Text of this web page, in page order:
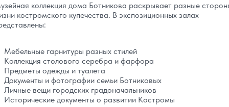
коллекция дома Ботникова раскрывает разные
костромского купечества. В экспозиционных залах
Мебельные гарнитуры разных стилей
Коллекция столового серебра и фарфора
Предметы одежды и туалета
Документы и фотографии семьи Ботниковых
Личные вещи городских градоначальников
Исторические документы о развитии Костромы